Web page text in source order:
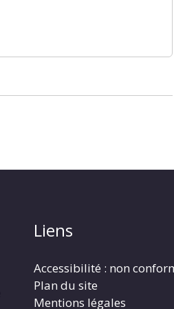
Liens
Accessibilité : non
Plan du site
Mentions légales